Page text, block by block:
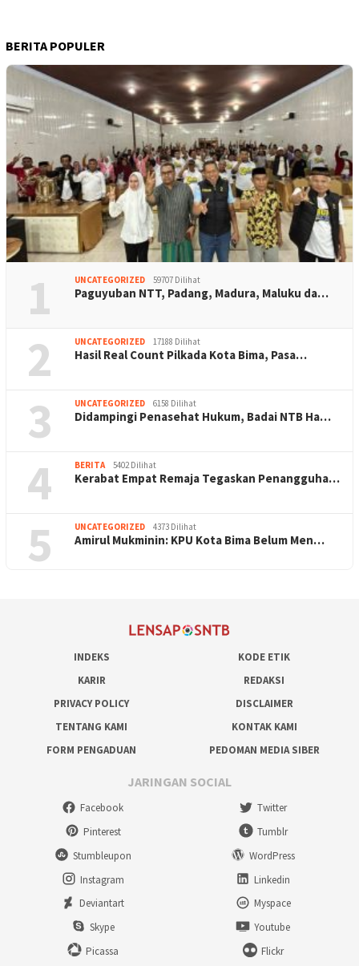
BERITA POPULER
1 UNCATEGORIZED 59707 Dilihat
Paguyuban NTT, Padang, Madura, Maluku da…
2 UNCATEGORIZED 17188 Dilihat
Hasil Real Count Pilkada Kota Bima, Pasa…
3 UNCATEGORIZED 6158 Dilihat
Didampingi Penasehat Hukum, Badai NTB Ha…
4 BERITA 5402 Dilihat
Kerabat Empat Remaja Tegaskan Penangguha…
5 UNCATEGORIZED 4373 Dilihat
Amirul Mukminin: KPU Kota Bima Belum Men…
INDEKS
KODE ETIK
KARIR
REDAKSI
PRIVACY POLICY
DISCLAIMER
TENTANG KAMI
KONTAK KAMI
FORM PENGADUAN
PEDOMAN MEDIA SIBER
JARINGAN SOCIAL
Facebook
Twitter
Pinterest
Tumblr
Stumbleupon
WordPress
Instagram
Linkedin
Deviantart
Myspace
Skype
Youtube
Picassa
Flickr